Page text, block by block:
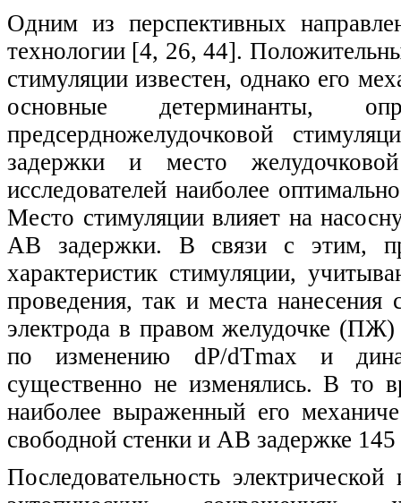
Одним из перспективных
технологии [4, 26, 44].
стимуляции известен, однако его
основные детерминанты,
предсердножелудочковой
задержки и место
исследователей наиболее
Место стимуляции влияет на
АВ задержки. В связи с этим,
характеристик стимуляции,
проведения, так и места
электрода в правом желудочке
по изменению dP/dTmax и
существенно не изменялись. В то
наиболее выраженный его
свободной стенки и АВ задержке
Последовательность